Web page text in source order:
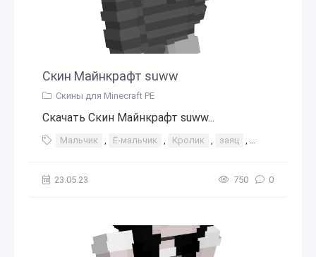
Скин Майнкрафт suww
Скины для Minecraft PE
Скачать Скин Майнкрафт suww...
Мальчик , E-мальчик , Кролик , заяц , Серый
23.05.23 750 0